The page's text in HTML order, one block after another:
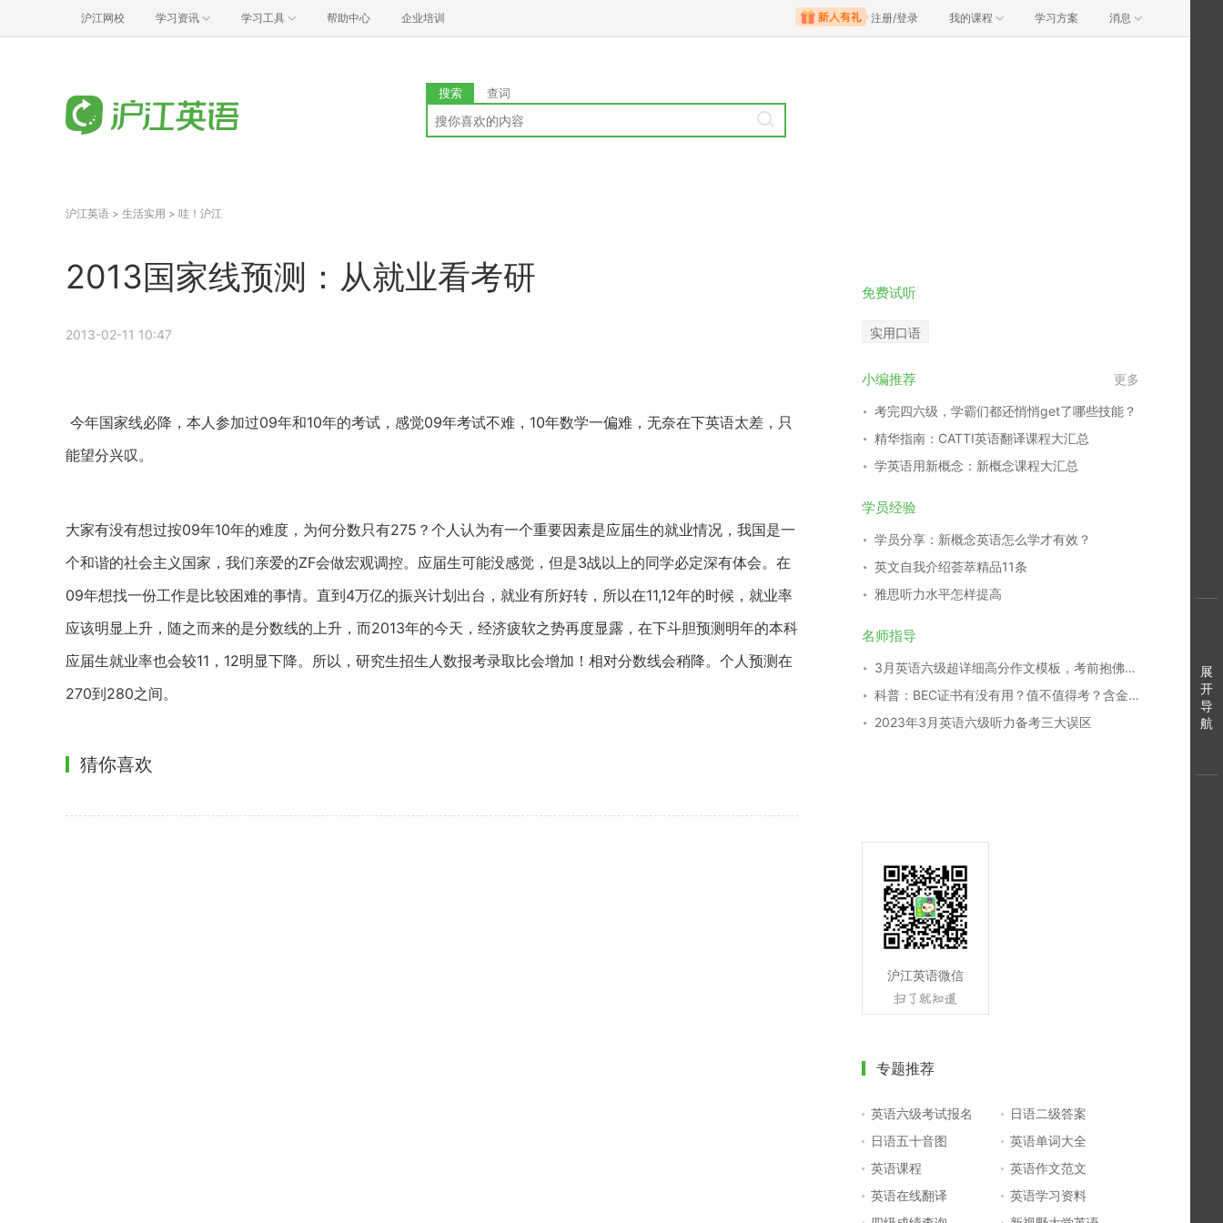
沪江网校 学习资讯 学习工具 帮助中心 企业培训 注册/登录 我的课程 学习方案 消息
搜索 查词
沪江英语 > 生活实用 > 哇！沪江
2013国家线预测：从就业看考研
2013-02-11 10:47
今年国家线必降，本人参加过09年和10年的考试，感觉09年考试不难，10年数学一偏难，无奈在下英语太差，只
能望分兴叹。
大家有没有想过按09年10年的难度，为何分数只有275？个人认为有一个重要因素是应届生的就业情况，我国是一
个和谐的社会主义国家，我们亲爱的ZF会做宏观调控。应届生可能没感觉，但是3战以上的同学必定深有体会。在
09年想找一份工作是比较困难的事情。直到4万亿的振兴计划出台，就业有所好转，所以在11,12年的时候，就业率
应该明显上升，随之而来的是分数线的上升，而2013年的今天，经济疲软之势再度显露，在下斗胆预测明年的本科
应届生就业率也会较11，12明显下降。所以，研究生招生人数报考录取比会增加！相对分数线会稍降。个人预测在
270到280之间。
猜你喜欢
免费试听
实用口语
小编推荐 更多
考完四六级，学霸们都还悄悄get了哪些技能？
精华指南：CATTI英语翻译课程大汇总
学英语用新概念：新概念课程大汇总
学员经验
学员分享：新概念英语怎么学才有效？
英文自我介绍荟萃精品11条
雅思听力水平怎样提高
名师指导
3月英语六级超详细高分作文模板，考前抱佛脚秘籍！
科普：BEC证书有没有用？值不值得考？含金量如何？
2023年3月英语六级听力备考三大误区
沪江英语微信
专题推荐
英语六级考试报名
日语二级答案
日语五十音图
英语单词大全
英语课程
英语作文范文
英语在线翻译
英语学习资料
展
开
导
航